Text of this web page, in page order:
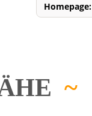
Homepage: